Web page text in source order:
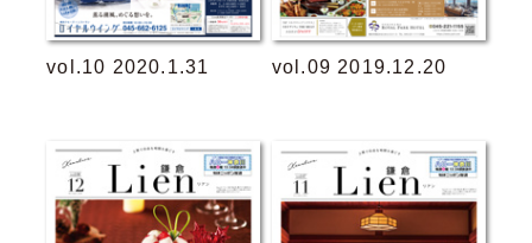
vol.10 2020.1.31 vol.09 2019.12.20